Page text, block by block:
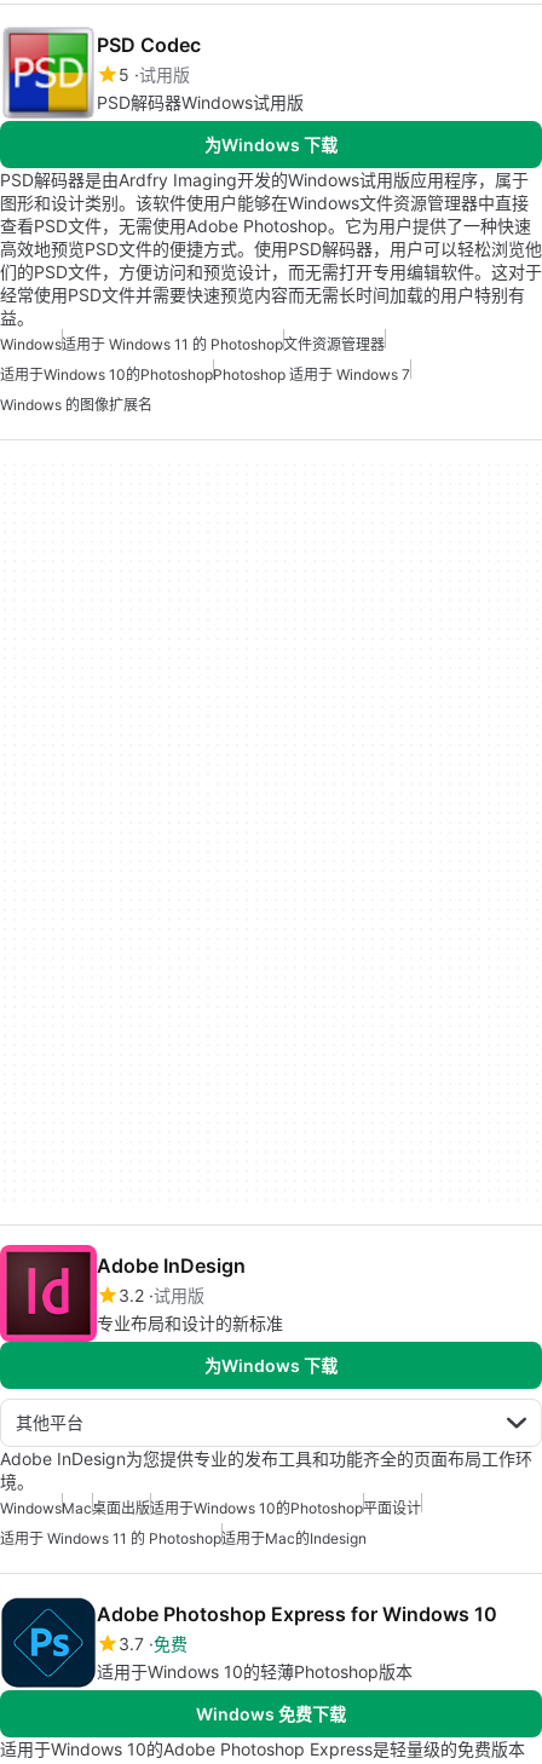
PSD Codec
5 试用版
PSD解码器Windows试用版
为Windows 下载
PSD解码器是由Ardfry Imaging开发的Windows试用版应用程序，属于
图形和设计类别。该软件使用户能够在Windows文件资源管理器中直接
查看PSD文件，无需使用Adobe Photoshop。它为用户提供了一种快速
高效地预览PSD文件的便捷方式。使用PSD解码器，用户可以轻松浏览他
们的PSD文件，方便访问和预览设计，而无需打开专用编辑软件。这对于
经常使用PSD文件并需要快速预览内容而无需长时间加载的用户特别有
益。
Windows适用于 Windows 11 的 Photoshop文件资源管理器
适用于Windows 10的PhotoshopPhotoshop 适用于 Windows 7
Windows 的图像扩展名
Adobe InDesign
3.2 试用版
专业布局和设计的新标准
为Windows 下载
其他平台
Adobe InDesign为您提供专业的发布工具和功能齐全的页面布局工作环
境。
WindowsMac桌面出版适用于Windows 10的Photoshop平面设计
适用于 Windows 11 的 Photoshop适用于Mac的Indesign
Adobe Photoshop Express for Windows 10
3.7 免费
适用于Windows 10的轻薄Photoshop版本
Windows 免费下载
适用于Windows 10的Adobe Photoshop Express是轻量级的免费版本